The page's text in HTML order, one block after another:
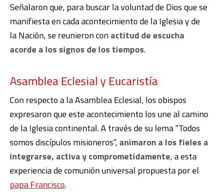
Señalaron que, para buscar la voluntad de Dios que se
manifiesta en cada acontecimiento de la Iglesia y de
la Nación, se reunieron conactitud de escucha
acorde a los signos de los tiempos.
Asamblea Eclesial y Eucaristía
Con respecto a la Asamblea Eclesial, los obispos
expresaron que este acontecimiento los une al camino
de la Iglesia continental. A través de su lema “Todos
somos discípulos misioneros”, animaron a los fieles a
integrarse, activa y comprometidamente, a esta
experiencia de comunión universal propuesta por el
papa Francisco.